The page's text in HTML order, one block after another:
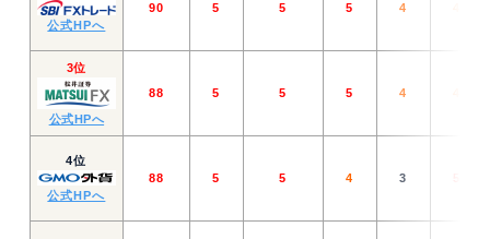
公式HPへ
90 5 5 5 4
3位
公式HPへ
88 5 5 5 4
4位
公式HPへ
88 5 5 4 3